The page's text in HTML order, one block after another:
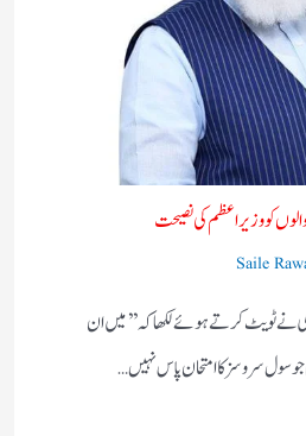
کو وزیر اعظم کی نصیحت
Saile
نے ٹویٹ کرتے ہوئے لکھاکہ ’’میں ان
جو سول سروسز کا امتحان پاس نہیں…